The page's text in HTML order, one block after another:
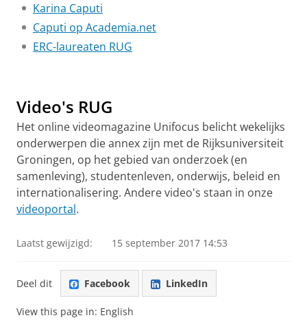
Karina Caputi
Caputi op Academia.net
ERC-laureaten RUG
Video's RUG
Het online videomagazine Unifocus belicht wekelijks
onderwerpen die annex zijn met de Rijksuniversiteit
Groningen, op het gebied van onderzoek (en
samenleving), studentenleven, onderwijs, beleid en
internationalisering. Andere video's staan in onze
videoportal.
Laatst gewijzigd: 15 september 2017 14:53
Deel dit Facebook LinkedIn
View this page in: English